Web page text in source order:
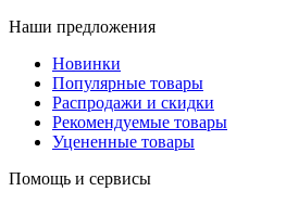
Наши предложения
Новинки
Популярные товары
Распродажи и скидки
Рекомендуемые товары
Уцененные товары
Помощь и сервисы